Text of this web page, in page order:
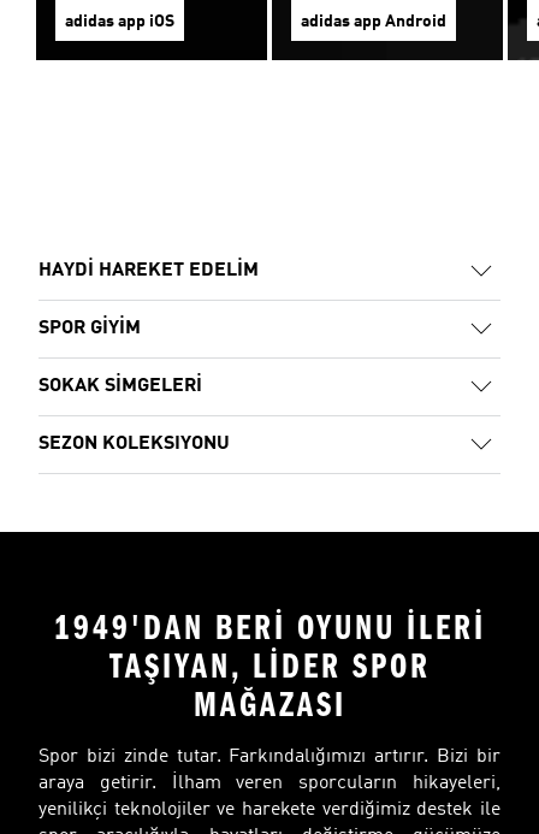
adidas app iOS adidas app Android
HAYDİ HAREKET EDELİM
SPOR GİYİM
SOKAK SİMGELERİ
SEZON KOLEKSIYONU
1949'DAN BERİ OYUNU İLERİ
TAŞIYAN, LİDER SPOR
MAĞAZASI
Spor bizi zinde tutar. Farkındalığımızı artırır. Bizi bir
araya getirir. İlham veren sporcuların hikayeleri,
yenilikçi teknolojiler ve harekete verdiğimiz destek ile